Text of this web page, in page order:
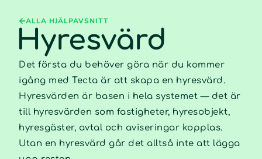
ALLA HJÄLPAVSNITT
Hyresvärd
Det första du behöver göra när du kommer
igång med Tecta är att skapa en hyresvärd.
Hyresvärden är basen i hela systemet — det är
till hyresvärden som fastigheter, hyresobjekt,
hyresgäster, avtal och aviseringar kopplas.
Utan en hyresvärd går det alltså inte att lägga